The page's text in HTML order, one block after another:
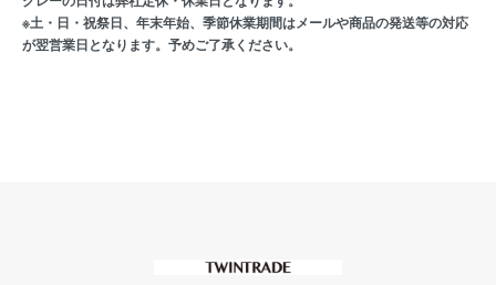
※土・日・祝祭日、年末年始、季節休業期間はメールや商品の発送等の対応
が翌営業日となります。予めご了承ください。